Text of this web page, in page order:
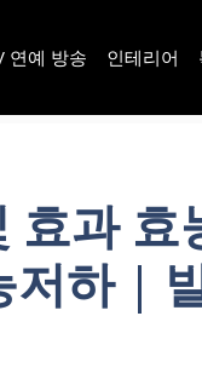
연예 방송 인테리어
효과
저하 |